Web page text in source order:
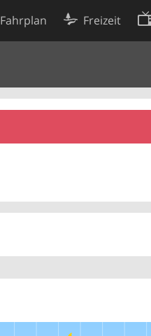
Fahrplan Freizeit
Cookie-Einstellungen
Entwickler